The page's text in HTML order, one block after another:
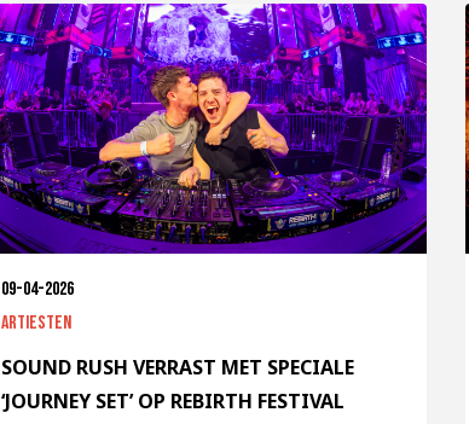
09-04-2026
Artiesten
SOUND RUSH VERRAST MET SPECIALE
‘JOURNEY SET’ OP REBIRTH FESTIVAL